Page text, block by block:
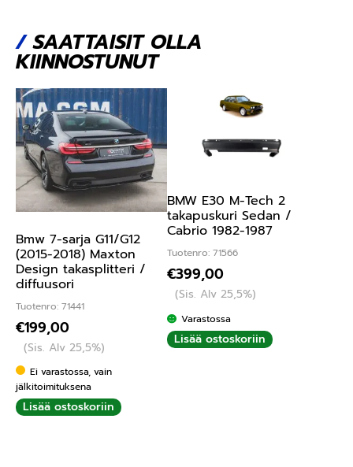
/SAATTAISIT OLLA
KIINNOSTUNUT
Bmw 7-sarja G11/G12
(2015-2018) Maxton
Design takasplitteri /
diffuusori
Tuotenro: 71441
€199,00
(Sis. Alv 25,5%)
Ei varastossa, vain
jälkitoimituksena
Lisää ostoskoriin
BMW E30 M-Tech 2
takapuskuri Sedan /
Cabrio 1982-1987
Tuotenro: 71566
€399,00
(Sis. Alv 25,5%)
Varastossa
Lisää ostoskoriin